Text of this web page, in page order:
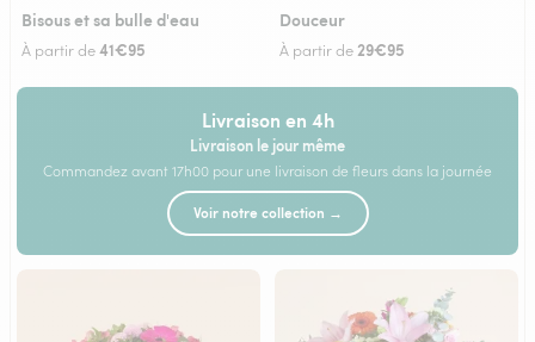
Bisous et sa bulle d'eau
À partir de41€95
Douceur
À partir de29€95
Livraison en 4h
Livraison le jour même
Commandez avant 17h00 pour une livraison de fleurs dans la journée
Voir notre collection →